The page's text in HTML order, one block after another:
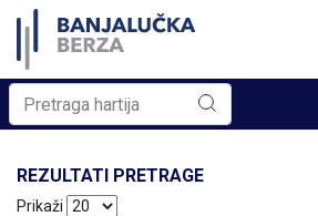
REZULTATI PRETRAGE
Prikaži